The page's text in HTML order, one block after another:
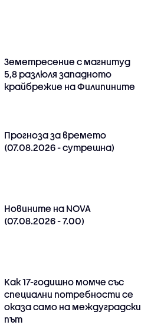
Земетресение с магнитуд
5,8 разлюля западното
крайбрежие на Филипините
Прогноза за времето
(07.08.2026 - сутрешна)
Новините на NOVA
(07.08.2026 - 7.00)
Как 17-годишно момче със
специални потребности се
оказа само на междуградски
път